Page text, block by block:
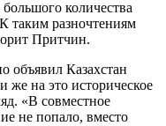
количества
таким разночтениям
Притчин.
объявил Казахстан
же на это историческое
«В совместное
не попало, вместо